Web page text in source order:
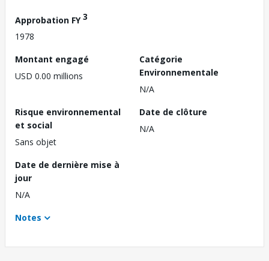
Approbation FY3
1978
Montant engagé
USD 0.00 millions
Catégorie
Environnementale
N/A
Risque environnemental
et social
Sans objet
Date de clôture
N/A
Date de dernière mise à
jour
N/A
Notes